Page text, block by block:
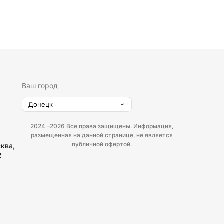
Ваш город
Донецк
2024 –2026 Все права защищены. Информация,
размещенная на данной странице, не является
публичной офертой.